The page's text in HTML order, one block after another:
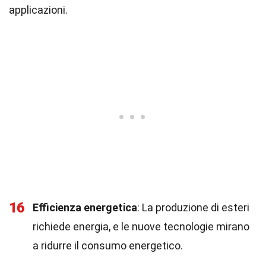
applicazioni.
16 Efficienza energetica: La produzione di esteri
richiede energia, e le nuove tecnologie mirano
a ridurre il consumo energetico.